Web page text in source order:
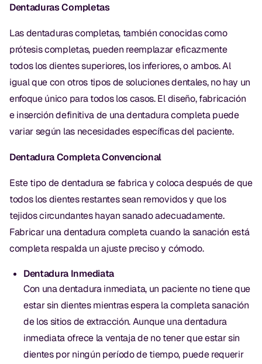
Dentaduras Completas
Las dentaduras completas, también conocidas como
prótesis completas, pueden reemplazar eficazmente
todos los dientes superiores, los inferiores, o ambos. Al
igual que con otros tipos de soluciones dentales, no hay un
enfoque único para todos los casos. El diseño, fabricación
e inserción definitiva de una dentadura completa puede
variar según las necesidades específicas del paciente.
Dentadura Completa Convencional
Este tipo de dentadura se fabrica y coloca después de que
todos los dientes restantes sean removidos y que los
tejidos circundantes hayan sanado adecuadamente.
Fabricar una dentadura completa cuando la sanación está
completa respalda un ajuste preciso y cómodo.
Dentadura Inmediata
Con una dentadura inmediata, un paciente no tiene que
estar sin dientes mientras espera la completa sanación
de los sitios de extracción. Aunque una dentadura
inmediata ofrece la ventaja de no tener que estar sin
dientes por ningún período de tiempo, puede requerir